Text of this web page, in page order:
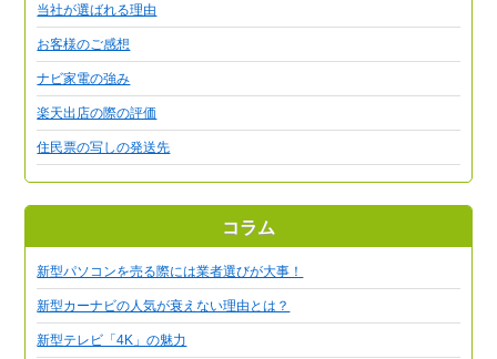
当社が選ばれる理由
お客様のご感想
ナビ家電の強み
楽天出店の際の評価
住民票の写しの発送先
コラム
新型パソコンを売る際には業者選びが大事！
新型カーナビの人気が衰えない理由とは？
新型テレビ「4K」の魅力